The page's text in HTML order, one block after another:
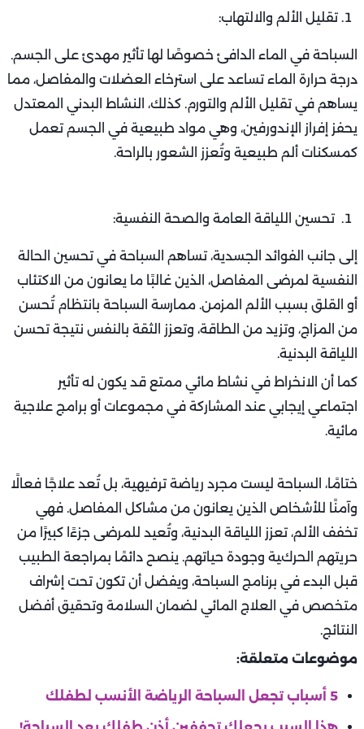
تقليل الألم والالتهاب:
السباحة في الماء الدافئ خصوصًا لها تأثير مهدئ على الجسم.
درجة حرارة الماء تساعد على استرخاء العضلات والمفاصل، مما
يساهم في تقليل الألم والتورم. كذلك، النشاط البدني المعتدل
يحفز إفراز الإندورفين، وهي مواد طبيعية في الجسم تعمل
كمسكنات ألم طبيعية وتُعزز الشعور بالراحة.
تحسين اللياقة العامة والصحة النفسية:
إلى جانب الفوائد الجسدية، تساهم السباحة في تحسين الحالة
النفسية لمرضى المفاصل، الذين غالبًا ما يعانون من الاكتئاب
أو القلق بسبب الألم المزمن. ممارسة السباحة بانتظام تُحسن
من المزاج، وتزيد من الطاقة، وتعزز الثقة بالنفس نتيجة تحسن
اللياقة البدنية.
كما أن الانخراط في نشاط مائي ممتع قد يكون له تأثير
اجتماعي إيجابي عند المشاركة في مجموعات أو برامج علاجية
مائية.
ختامًا، السباحة ليست مجرد رياضة ترفيهية، بل تُعد علاجًا فعالًا
وآمنًا للأشخاص الذين يعانون من مشاكل المفاصل. فهي
تخفف الألم، تعزز اللياقة البدنية، وتُعيد للمرضى جزءًا كبيرًا من
حريتهم الحركية وجودة حياتهم. ينصح دائمًا بمراجعة الطبيب
قبل البدء في برنامج السباحة، ويفضل أن تكون تحت إشراف
متخصص في العلاج المائي لضمان السلامة وتحقيق أفضل
النتائج.
موضوعات متعلقة:
5 أسباب تجعل السباحة الرياضة الأنسب لطفلك